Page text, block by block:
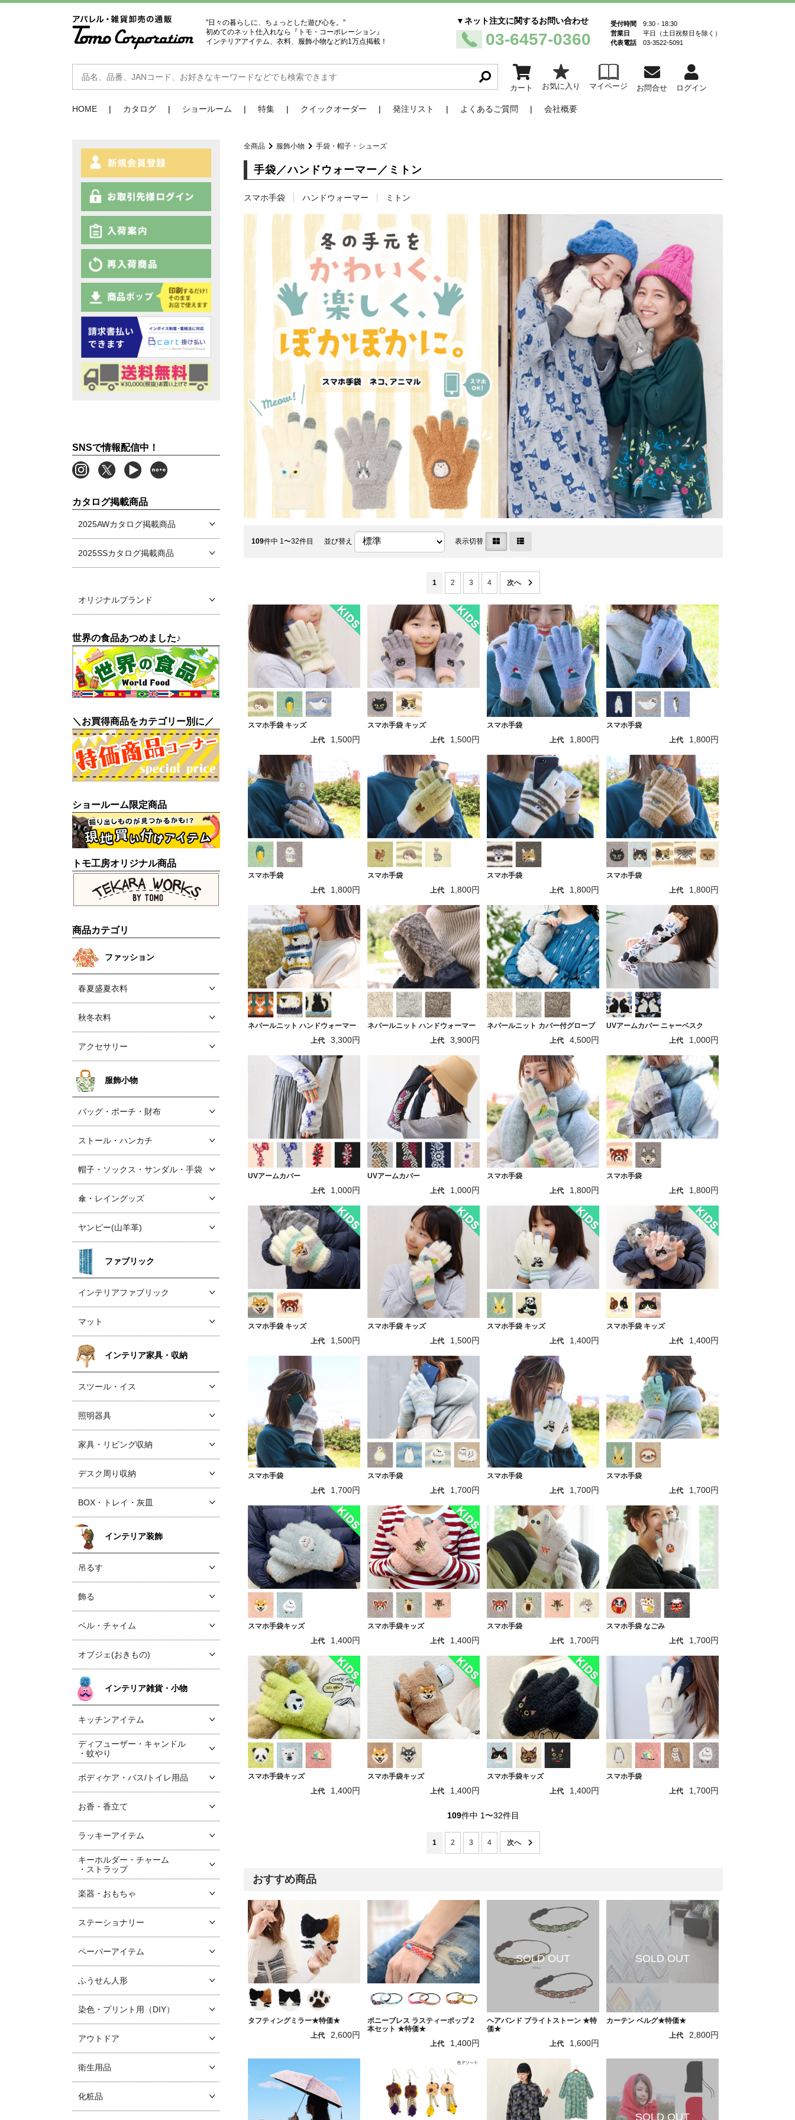
"日々の暮らしに、ちょっとした遊び心を。"
初めてのネット仕入れなら『トモ・コーポレーション』
インテリアアイテム、衣料、服飾小物など約1万点掲載！
▼ネット注文に関するお問い合わせ
03-6457-0360
受付時間 9:30 - 18:30
営業日 平日（土日祝祭日を除く）
代表電話 03-3522-5091
カート お気に入り マイページ お問合せ ログイン
HOME カタログ ショールーム 特集 クイックオーダー 発注リスト よくあるご質問 会社概要
全商品 服飾小物 手袋・帽子・シューズ
手袋／ハンドウォーマー／ミトン
スマホ手袋 ハンドウォーマー ミトン
109件中 1〜32件目 並び替え 表示切替
1 2 3 4
スマホ手袋 キッズ
上代
1,500円
スマホ手袋 キッズ
上代
1,500円
スマホ手袋
上代
1,800円
スマホ手袋
上代
1,800円
スマホ手袋
上代
1,800円
スマホ手袋
上代
1,800円
スマホ手袋
上代
1,800円
スマホ手袋
上代
1,800円
ネパールニット ハンドウォーマー
上代
3,300円
ネパールニット ハンドウォーマー
上代
3,900円
ネパールニット カバー付グローブ
上代
4,500円
UVアームカバー ニャーベスク
上代
1,000円
UVアームカバー
上代
1,000円
UVアームカバー
上代
1,000円
スマホ手袋
上代
1,800円
スマホ手袋
上代
1,800円
スマホ手袋 キッズ
上代
1,500円
スマホ手袋 キッズ
上代
1,500円
スマホ手袋 キッズ
上代
1,400円
スマホ手袋 キッズ
上代
1,400円
スマホ手袋
上代
1,700円
スマホ手袋
上代
1,700円
スマホ手袋
上代
1,700円
スマホ手袋
上代
1,700円
スマホ手袋キッズ
上代
1,400円
スマホ手袋キッズ
上代
1,400円
スマホ手袋
上代
1,700円
スマホ手袋 なごみ
上代
1,700円
スマホ手袋キッズ
上代
1,400円
スマホ手袋キッズ
上代
1,400円
スマホ手袋キッズ
上代
1,400円
スマホ手袋
上代
1,700円
109件中 1〜32件目
1 2 3 4
おすすめ商品
タフティングミラー★特価★
上代
2,600円
ポニーブレス ラスティーポップ 2
本セット ★特価★
上代
1,400円
ヘアバンド ブライトストーン ★特
価★
上代
1,600円
カーテン ベルグ★特価★
上代
2,800円
SNSで情報配信中！
カタログ掲載商品
2025AWカタログ掲載商品
2025SSカタログ掲載商品
オリジナルブランド
世界の食品あつめました♪
＼お買得商品をカテゴリー別に／
ショールーム限定商品
トモ工房オリジナル商品
商品カテゴリ
ファッション
春夏盛夏衣料
秋冬衣料
アクセサリー
服飾小物
バッグ・ポーチ・財布
ストール・ハンカチ
帽子・ソックス ・サンダル・手袋
傘・レイングッズ
ヤンピー(山羊革)
ファブリック
インテリアファブリック
マット
インテリア家具・収納
スツール・イス
照明器具
家具・リビング収納
デスク周り収納
BOX・トレイ・灰皿
インテリア装飾
吊るす
飾る
ベル・チャイム
オブジェ(おきもの)
インテリア雑貨・小物
キッチンアイテム
ディフューザー・キャンドル
・蚊やり
ボディケア・バス/トイレ用品
お香・香立て
ラッキーアイテム
キーホルダー・チャーム
・ストラップ
楽器・おもちゃ
ステーショナリー
ペーパーアイテム
ふうせん人形
染色・プリント用（DIY）
アウトドア
衛生用品
化粧品